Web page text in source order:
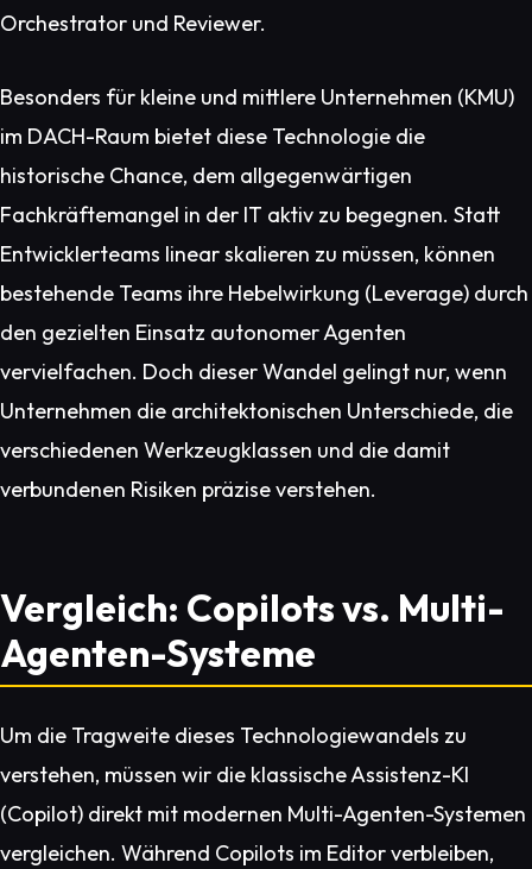
Orchestrator und Reviewer.
Besonders für kleine und mittlere Unternehmen (KMU)
im DACH-Raum bietet diese Technologie die
historische Chance, dem allgegenwärtigen
Fachkräftemangel in der IT aktiv zu begegnen. Statt
Entwicklerteams linear skalieren zu müssen, können
bestehende Teams ihre Hebelwirkung (Leverage) durch
den gezielten Einsatz autonomer Agenten
vervielfachen. Doch dieser Wandel gelingt nur, wenn
Unternehmen die architektonischen Unterschiede, die
verschiedenen Werkzeugklassen und die damit
verbundenen Risiken präzise verstehen.
Vergleich: Copilots vs. Multi-
Agenten-Systeme
Um die Tragweite dieses Technologiewandels zu
verstehen, müssen wir die klassische Assistenz-KI
(Copilot) direkt mit modernen Multi-Agenten-Systemen
vergleichen. Während Copilots im Editor verbleiben,